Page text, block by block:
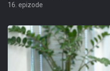
16. epizode